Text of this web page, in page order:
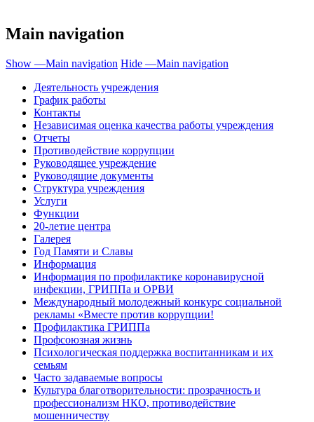
Main navigation
Show —Main navigation Hide —Main navigation
Деятельность учреждения
График работы
Контакты
Независимая оценка качества работы учреждения
Отчеты
Противодействие коррупции
Руководящее учреждение
Руководящие документы
Структура учреждения
Услуги
Функции
20-летие центра
Галерея
Год Памяти и Славы
Информация
Информация по профилактике коронавирусной
инфекции, ГРИППа и ОРВИ
Международный молодежный конкурс социальной
рекламы «Вместе против коррупции!
Профилактика ГРИППа
Профсоюзная жизнь
Психологическая поддержка воспитанникам и их
семьям
Часто задаваемые вопросы
Культура благотворительности: прозрачность и
профессионализм НКО, противодействие
мошенничеству